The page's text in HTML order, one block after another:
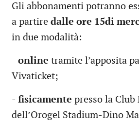
Gli abbonamenti potranno
a partire dalle ore 15di
in due modalità:
- online tramite l’apposita
Vivaticket;
- fisicamente presso la Club
dell’Orogel Stadium-Dino